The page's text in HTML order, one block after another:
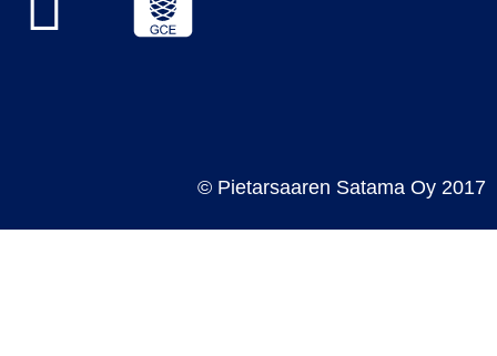
© Pietarsaaren Satama Oy 2017